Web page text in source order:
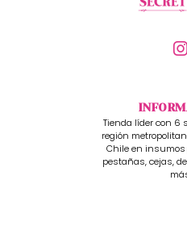
Tienda líder con 6
región
Chile en
pestañas, cejas,